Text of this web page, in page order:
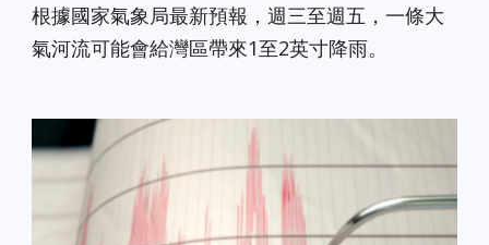
根據國家氣象局最新預報，週三至週五，一條大
氣河流可能會給灣區帶來1至2英寸降雨。